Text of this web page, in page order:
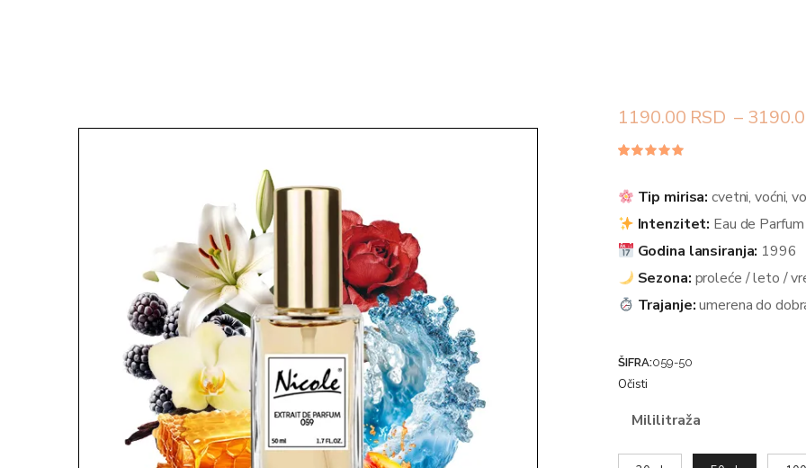
1190.00 RSD –
na
osnovu
kupca
Tip mirisa: cvetni, voćni,
Intenzitet: Eau de
Godina lansiranja: 1996
Sezona: proleće / leto /
Trajanje:umerena do
ŠIFRA:059-50
Mililitraža
Očisti